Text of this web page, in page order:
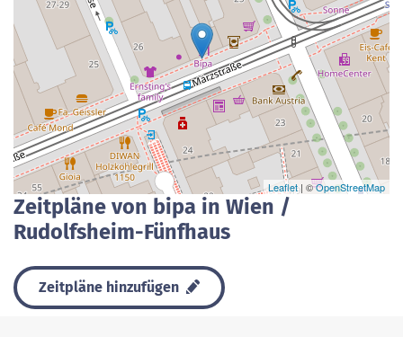
Leaflet| ©OpenStreetMap
Zeitpläne von bipa in Wien /
Rudolfsheim-Fünfhaus
Zeitpläne hinzufügen